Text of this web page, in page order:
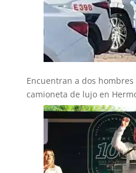
Encuentran a dos
camioneta de lujo en